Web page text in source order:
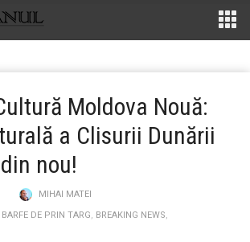
Moldova Nouă:
a Clisurii Dunării
nou!
MIHAI MATEI
BARFE DE PRIN TARG, BREAKING NEWS,